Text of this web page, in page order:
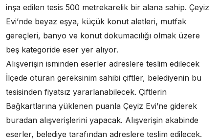
inşa edilen tesis 500 metrekarelik bir alana sahip. Çeyiz
Evi’nde beyaz eşya, küçük konut aletleri, mutfak
gereçleri, banyo ve konut dokumacılığı olmak üzere
beş kategoride eser yer alıyor.
Alışverişin isminden eserler adreslere teslim edilecek
İlçede oturan gereksinim sahibi çiftler, belediyenin bu
tesisinden fiyatsız yararlanabilecek. Çiftlerin
Bağkartlarına yüklenen puanla Çeyiz Evi’ne giderek
buradan alışverişlerini yapacak. Alışverişin akabinde
eserler, belediye tarafından adreslere teslim edilecek.